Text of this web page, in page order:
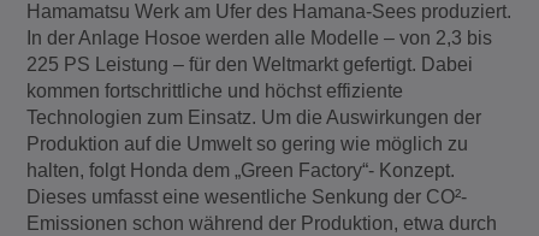
Hamamatsu Werk am Ufer des Hamana-Sees produziert.
In der Anlage Hosoe werden alle Modelle – von 2,3 bis
225 PS Leistung – für den Weltmarkt gefertigt. Dabei
kommen fortschrittliche und höchst effiziente
Technologien zum Einsatz. Um die Auswirkungen der
Produktion auf die Umwelt so gering wie möglich zu
halten, folgt Honda dem „Green Factory“- Konzept.
Dieses umfasst eine wesentliche Senkung der CO²-
Emissionen schon während der Produktion, etwa durch